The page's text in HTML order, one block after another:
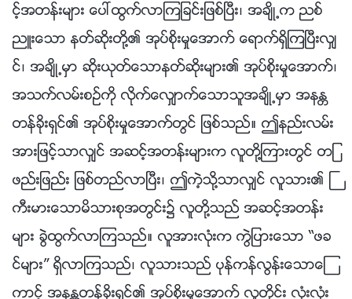
င့္အတန္းမ်ား ေပၚထြက္လာၾကျခင္းျဖစ္ၿပီး၊ အခ်ိဳ႕က ညစ္
ညဴးေသာ နတ္ဆိုးတို႔၏ အုပ္စိုးမႈေအာက္ ေရာက္ရွိၾကၿပီးလွ်
င္၊ အခ်ိဳ႕မွာ ဆိုးယုတ္ေသာနတ္ဆိုးမ်ား၏ အုပ္စိုးမႈေအာက္၊
အသက္လမ္းစဥ္ကို လိုက္ေလွ်ာက္ေသာသူအခ်ိဳ႕မွာ အနႏၲ
တန္ခိုးရွင္၏ အုပ္စိုးမႈေအာက္တြင္ ျဖစ္သည္။ ဤနည္းလမ္း
အားျဖင့္သာလွ်င္ အဆင့္အတန္းမ်ားက လူတို႔ၾကားတြင္ တျ
ဖည္းျဖည္း ျဖစ္တည္လာၿပီး၊ ဤကဲ့သို႔သာလွ်င္ လူသား၏ ႀ
ကီးမားေသာမိသားစုအတြင္း၌ လူတို႔သည္ အဆင့္အတန္း
မ်ား ခြဲထြက္လာၾကသည္။ လူအားလုံးက ကြဲျပားေသာ “ဖခ
င္မ်ား” ရွိလာၾကသည္၊ လူသားသည္ ပုန္ကန္လြန္းေသာေၾ
ကာင့္ အနႏၲတန္ခိုးရွင္၏ အုပ္စိုးမႈေအာက္ လူတိုင္း လုံးလုံး